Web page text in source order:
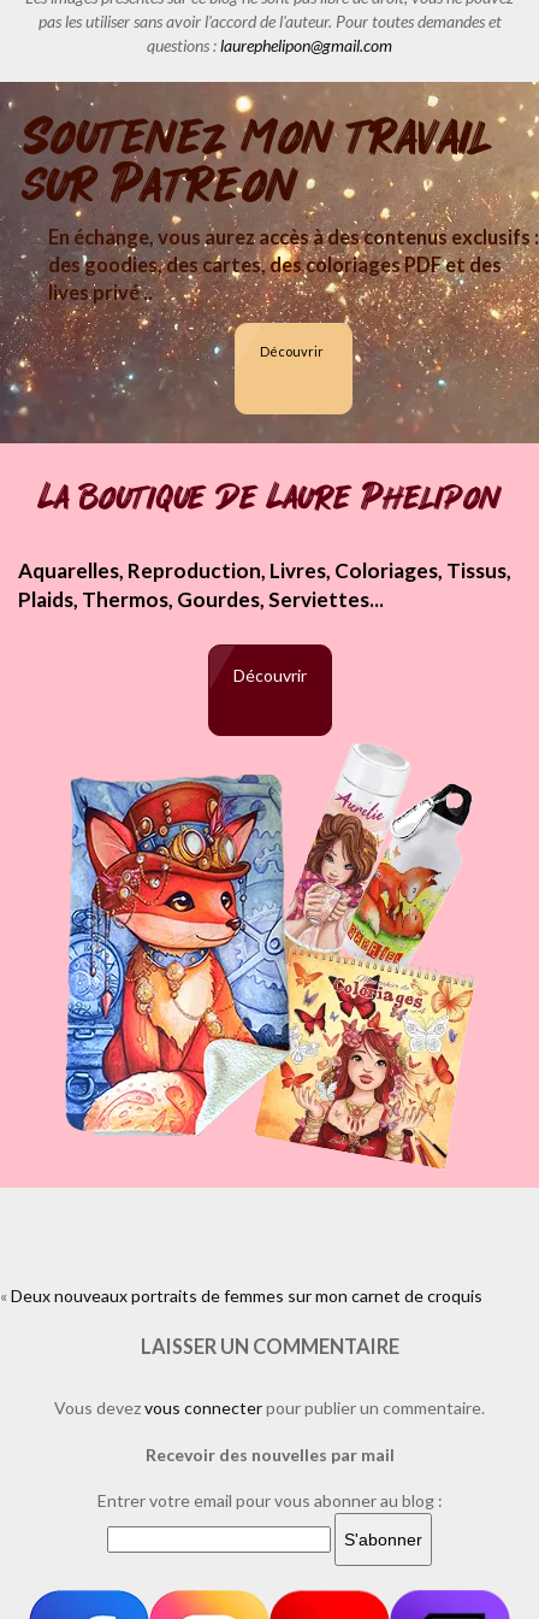
pas les utiliser sans avoir l'accord de l'auteur. Pour toutes demandes et
questions :laurephelipon@gmail.com
Soutenez mon travail
sur Patreon
En échange, vous aurez accès à des contenus exclusifs :
des goodies, des cartes, des coloriages PDF et des
lives privé ..
Découvrir
La boutique de Laure Phelipon
Aquarelles, Reproduction, Livres, Coloriages, Tissus,
Plaids, Thermos, Gourdes, Serviettes...
Découvrir
https://www.facebook.com/plugins/like.php?
illustrations.com%2F2012%2F06%2Fdeux-nouveaux-portraits-de-
«Deux nouveaux portraits de femmes sur mon carnet de croquis
LAISSER UN COMMENTAIRE
Vous devezvous connecterpour publier un commentaire.
Recevoir des nouvelles par mail
Entrer votre email pour vous abonner au blog :